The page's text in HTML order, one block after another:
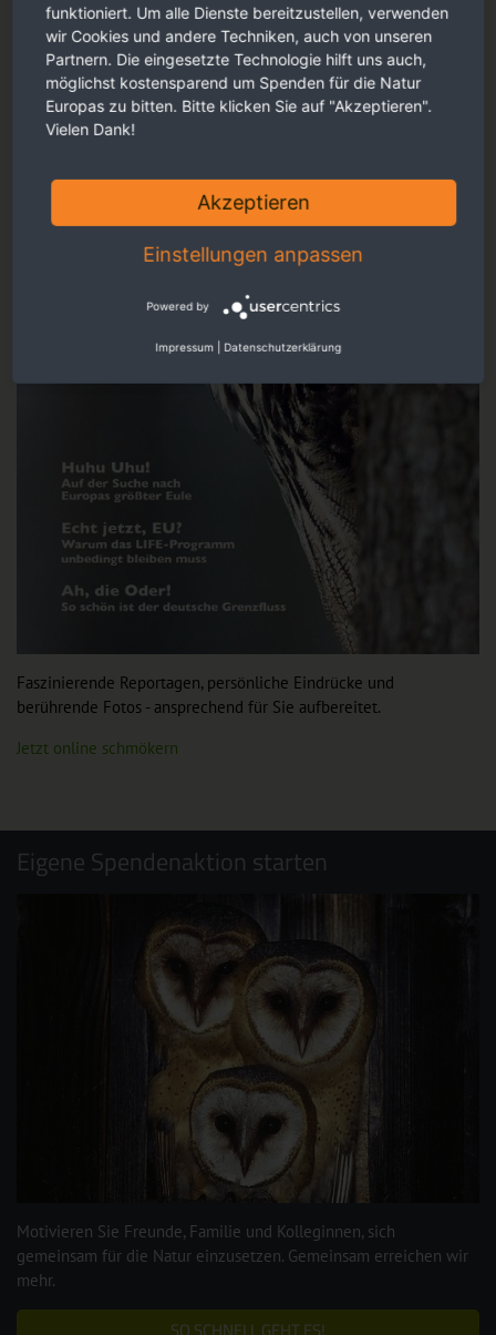
Faszinierende Reportagen, persönliche Eindrücke und
berührende Fotos - ansprechend für Sie aufbereitet.
Jetzt online schmökern
Eigene Spendenaktion starten
Motivieren Sie Freunde, Familie und Kolleginnen, sich
gemeinsam für die Natur einzusetzen. Gemeinsam erreichen wir
mehr.
SO SCHNELL GEHT ES!
funktioniert. Um alle Dienste bereitzustellen, verwenden
wir Cookies und andere Techniken, auch von unseren
Partnern. Die eingesetzte Technologie hilft uns auch,
möglichst kostensparend um Spenden für die Natur
Europas zu bitten. Bitte klicken Sie auf "Akzeptieren".
Vielen Dank!
Akzeptieren
Einstellungen anpassen
Powered by
Impressum Datenschutzerklärung